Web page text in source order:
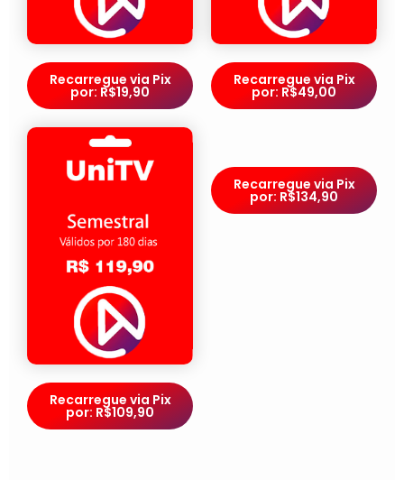
Recarregue via Pix
por: R$19,90
Recarregue via Pix
por: R$49,00
Recarregue via Pix
por: R$109,90
Recarregue via Pix
por: R$134,90